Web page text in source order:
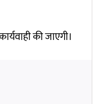
की जाएगी।